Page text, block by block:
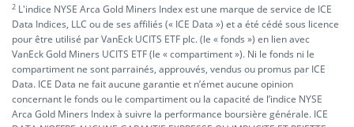
2 L'indice NYSE Arca Gold Miners Index est une marque de service de ICE
Data Indices, LLC ou de ses affiliés (« ICE Data ») et a été cédé sous licence
pour être utilisé par VanEck UCITS ETF plc. (le « fonds ») en lien avec
VanEck Gold Miners UCITS ETF (le « compartiment »). Ni le fonds ni le
compartiment ne sont parrainés, approuvés, vendus ou promus par ICE
Data. ICE Data ne fait aucune garantie et n’émet aucune opinion
concernant le fonds ou le compartiment ou la capacité de l’indice NYSE
Arca Gold Miners Index à suivre la performance boursière générale. ICE